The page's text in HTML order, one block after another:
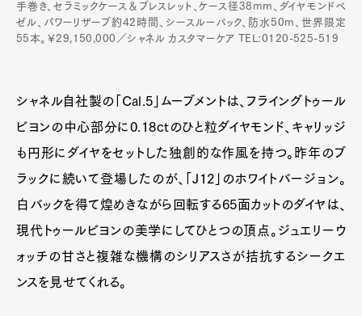
手巻き、セラミックケース＆ブレスレット、ケース径38mm、ダイヤモンドベ
ゼル、パワーリザーブ約42時間、シースルーバック、防水50m、世界限定
55本。￥29,150,000／シャネル カスタマーケア TEL:0120-525-519
シャネル自社製の「Cal.5」ムーブメントは、フライングトゥール
ビヨンの中心部分に0.18ctのひと粒ダイヤモンド、キャリッジ
も円形にダイヤをセットした独創的な作風を持つ。昨年のブ
ラックに続いて登場したのが、「J12」のホワイトバージョン。
白バックを得て煌めきながら回転する65面カットのダイヤは、
現代トゥールビヨンの美学にしてひとつの頂点。ジュエリーウ
ォッチの甘さと複雑な機構のシリアスさが拮抗するシークエ
ンスを見せてくれる。